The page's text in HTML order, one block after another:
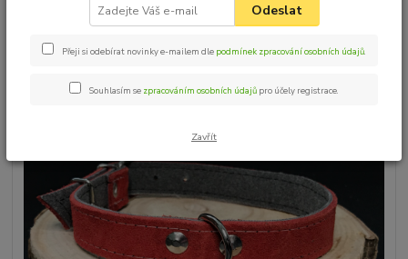
Palkar obojek z velurové kůže pro
psy 45 cm x 20 mm tmavě-
červená
Odeslat
Přeji si odebírat novinky e-mailem dle podmínek zpracování osobních údajů.
Souhlasím se zpracováním osobních údajů pro účely registrace.
Zavřít